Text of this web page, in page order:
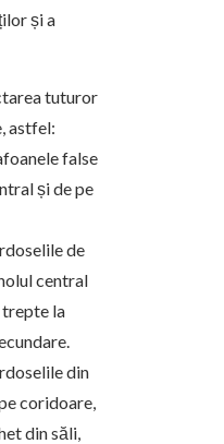
și a
tuturor
astfel:
false
și de pe
de
central
la
din
coridoare,
din săli,